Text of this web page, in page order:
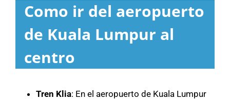
Como ir del aeropuerto
de Kuala Lumpur al
centro
Tren Klia: En el aeropuerto de Kuala Lumpur